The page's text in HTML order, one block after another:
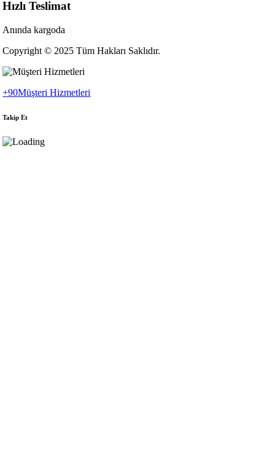
Hızlı Teslimat
Anında kargoda
Copyright © 2025 Tüm Hakları Saklıdır.
+90Müşteri Hizmetleri
Takip Et